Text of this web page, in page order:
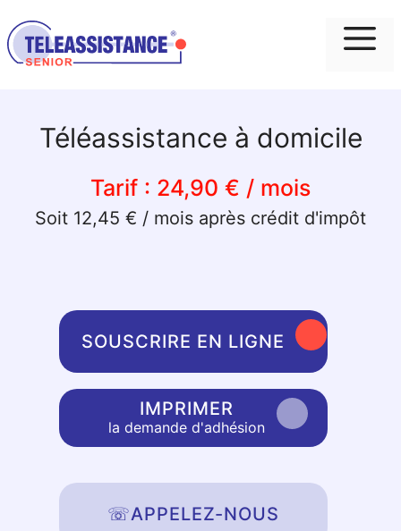
Téléassistance à domicile
Tarif : 24,90 € / mois
Soit 12,45 € / mois après crédit d'impôt
SOUSCRIRE EN LIGNE
IMPRIMER
la demande d'adhésion
☏APPELEZ-NOUS